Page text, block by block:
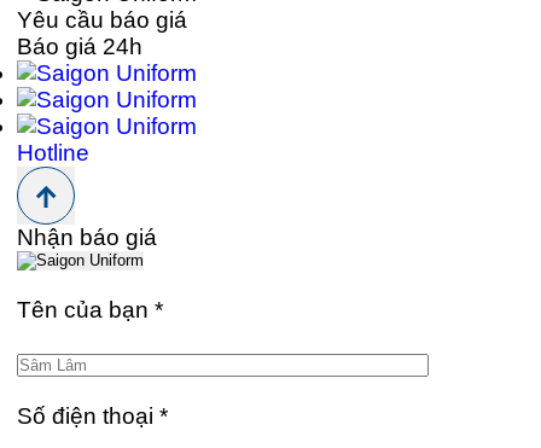
Yêu cầu báo giá
Báo giá 24h
Hotline
Nhận báo giá
Tên của bạn*
Số điện thoại*